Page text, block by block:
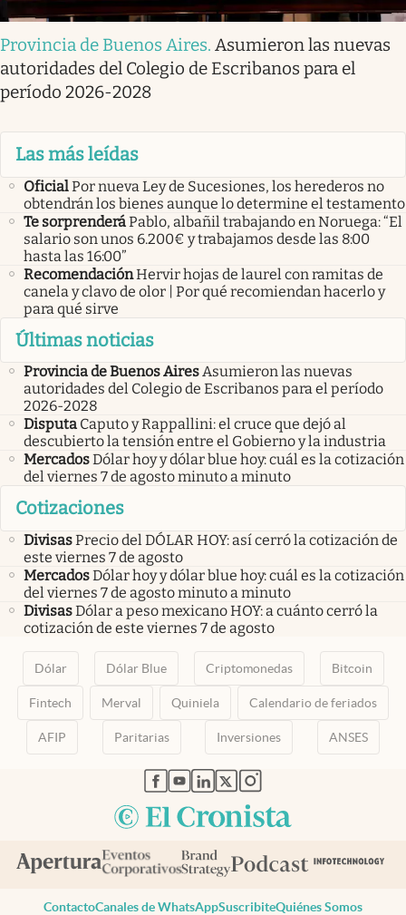
Provincia de Buenos Aires. Asumieron las nuevas
autoridades del Colegio de Escribanos para el
período 2026-2028
Las más leídas
OficialPor nueva Ley de Sucesiones, los herederos no
obtendrán los bienes aunque lo determine el testamento
Te sorprenderáPablo, albañil trabajando en Noruega: “El
salario son unos 6.200€ y trabajamos desde las 8:00
hasta las 16:00”
RecomendaciónHervir hojas de laurel con ramitas de
canela y clavo de olor | Por qué recomiendan hacerlo y
para qué sirve
Últimas noticias
Provincia de Buenos AiresAsumieron las nuevas
autoridades del Colegio de Escribanos para el período
2026-2028
Disputa Caputo y Rappallini: el cruce que dejó al
descubierto la tensión entre el Gobierno y la industria
MercadosDólar hoy y dólar blue hoy: cuál es la cotización
del viernes 7 de agosto minuto a minuto
Cotizaciones
DivisasPrecio del DÓLAR HOY: así cerró la cotización de
este viernes 7 de agosto
MercadosDólar hoy y dólar blue hoy: cuál es la cotización
del viernes 7 de agosto minuto a minuto
DivisasDólar a peso mexicano HOY: a cuánto cerró la
cotización de este viernes 7 de agosto
Dólar Dólar Blue Criptomonedas Bitcoin
Fintech Merval Quiniela Calendario de feriados
AFIP Paritarias Inversiones ANSES
abre en nueva pestaña
abre en nueva pestaña
abre en nueva pestaña
abre en nueva pestaña
abre en nueva pestaña
ContactoCanales de WhatsAppSuscribiteQuiénes Somos